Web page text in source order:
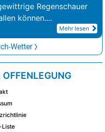
Regenschauer
können....
Mehr lesen
Wetter
Liste